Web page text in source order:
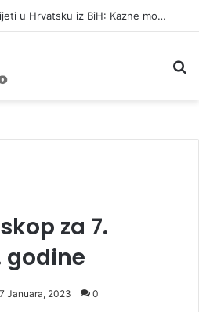
Šta od voća smijete unijeti u Hrvatsku iz BiH: Kazne mogu dostići 13.260 evra
za 7.
godine
7 Januara, 2023 0